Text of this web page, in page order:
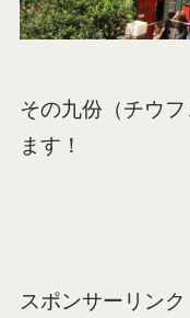
その九份（チウ
ます！
スポンサーリンク